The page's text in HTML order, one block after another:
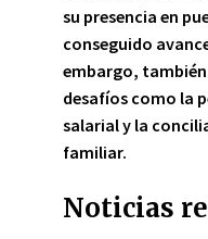
su presencia en
conseguido
embargo,
desafíos como la
salarial y la
familiar.
Noticias